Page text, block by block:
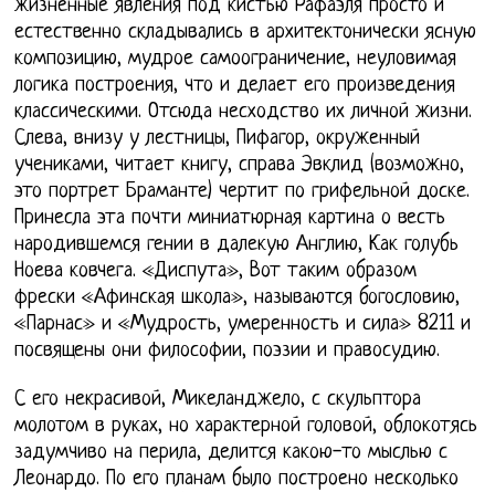
жизненные явления под кистью Рафаэля просто и
естественно складывались в архитектонически ясную
композицию, мудрое самоограничение, неуловимая
логика построения, что и делает его произведения
классическими. Отсюда несходство их личной жизни.
Слева, внизу у лестницы, Пифагор, окруженный
учениками, читает книгу, справа Эвклид (возможно,
это портрет Браманте) чертит по грифельной доске.
Принесла эта почти миниатюрная картина о весть
народившемся гении в далекую Англию, Как голубь
Ноева ковчега. «Диспута», Вот таким образом
фрески «Афинская школа», называются богословию,
«Парнас» и «Мудрость, умеренность и сила» 8211 и
посвящены они философии, поэзии и правосудию.
С его некрасивой, Микеланджело, с скульптора
молотом в руках, но характерной головой, облокотясь
задумчиво на перила, делится какою-то мыслью с
Леонардо. По его планам было построено несколько